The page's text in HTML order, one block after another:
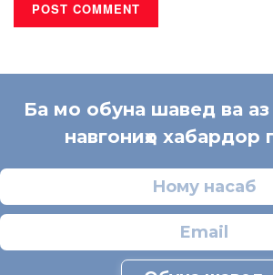
Ба мо обуна шавед ва аз
навгониҳо хабардор